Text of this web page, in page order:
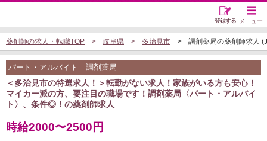
メニュー
登録する
薬剤師の求人・転職TOP 岐阜県 多治見市 調剤薬局の薬剤師求人
パート・アルバイト｜調剤薬局
＜多治見市の特選求人！＞転勤がない求人！家族がいる方も安心！
マイカー派の方、要注目の職場です！調剤薬局〈パート・アルバイ
ト〉、条件◎！の薬剤師求人
時給2000〜2500円